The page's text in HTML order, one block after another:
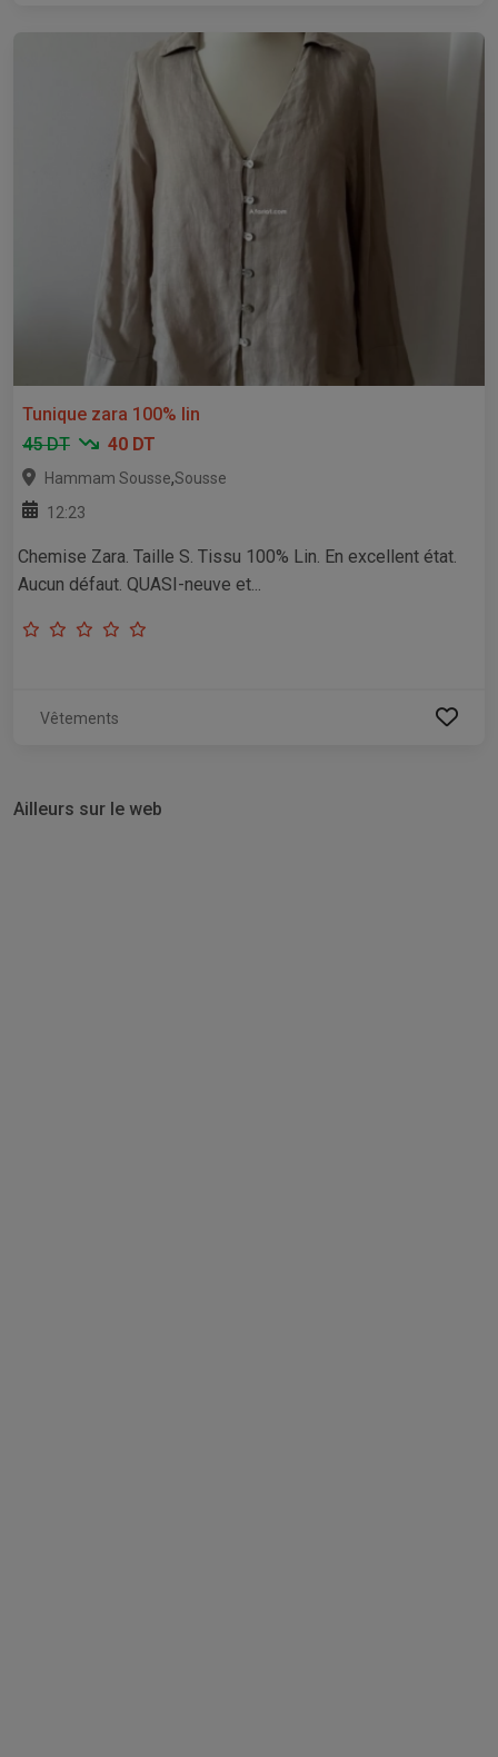
Tunique zara 100% lin
45 DT
40 DT
Hammam Sousse,Sousse
12:23
Chemise Zara. Taille S. Tissu 100% Lin. En excellent état.
Aucun défaut. QUASI-neuve et...
Vêtements
Ailleurs sur le web